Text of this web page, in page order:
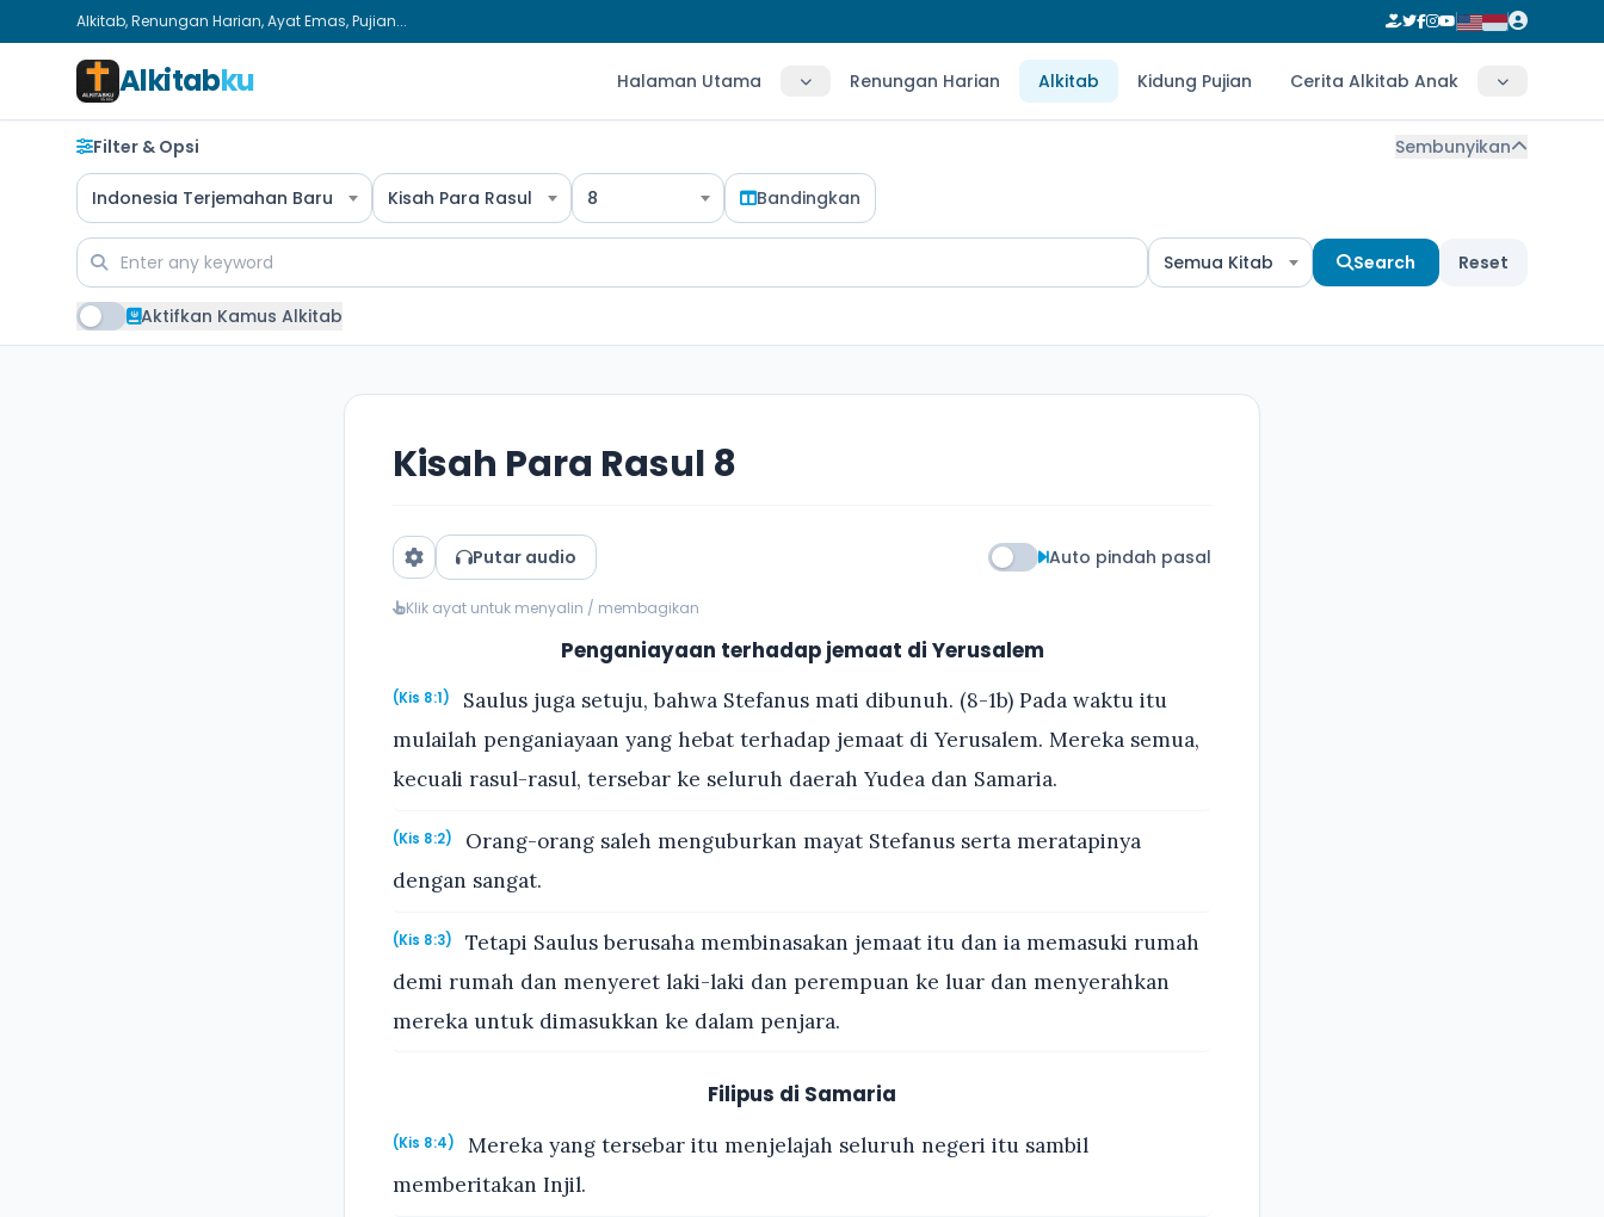
Alkitab, Renungan Harian, Ayat Emas, Pujian...
Alkitabku Halaman Utama Renungan Harian Alkitab Kidung Pujian Cerita Alkitab Anak
Filter & Opsi Sembunyikan
Indonesia Terjemahan Baru Kisah Para Rasul 8 Bandingkan
Semua Kitab Search Reset
Aktifkan Kamus Alkitab
Kisah Para Rasul 8
Putar audio Auto pindah pasal
Klik ayat untuk menyalin / membagikan
Penganiayaan terhadap jemaat di Yerusalem
(Kis 8:1)
Saulus juga setuju, bahwa Stefanus mati dibunuh. (8-1b) Pada waktu itu
mulailah penganiayaan yang hebat terhadap jemaat di Yerusalem. Mereka semua,
kecuali rasul-rasul, tersebar ke seluruh daerah Yudea dan Samaria.
(Kis 8:2)
Orang-orang saleh menguburkan mayat Stefanus serta meratapinya
dengan sangat.
(Kis 8:3)
Tetapi Saulus berusaha membinasakan jemaat itu dan ia memasuki rumah
demi rumah dan menyeret laki-laki dan perempuan ke luar dan menyerahkan
mereka untuk dimasukkan ke dalam penjara.
Filipus di Samaria
(Kis 8:4)
Mereka yang tersebar itu menjelajah seluruh negeri itu sambil
memberitakan Injil.